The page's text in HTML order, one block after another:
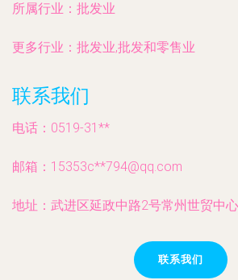
所属行业： 批发业
更多行业： 批发业,批发和零售业
联系我们
电话：0519-31**
邮箱：15353c**794@qq.com
地址：武进区延政中路2号常州世贸中
联系我们